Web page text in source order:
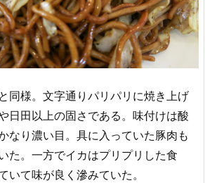
同様。文字通りパリパリに焼き上げ
日田以上の固さである。味付けは酸
なり濃い目。具に入っていた豚肉も
た。一方でイカはプリプリした食
いて味が良く滲みていた。